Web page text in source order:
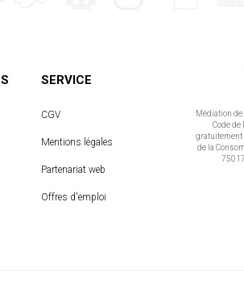
SERVICE
CGV
Mentions légales
Partenariat web
Offres d'emploi
Médiation de
Code
gratuitement
de la